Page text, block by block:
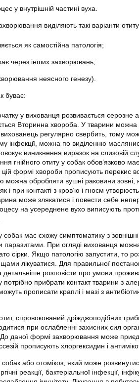
у внутрішній частині вуха.
виділяють такі варіанти
як самостійна патологія;
через інших захворювань;
неясного генезу).
буває:
у вихованця розвивається
Вторинна хвороба. У тварини можна
регулярно свербить, тому
інфекції, можна по виділенню
виникнення виразок на слизовій
гнійного отиту у собак обов’язково
формі хвороби прописують перекис
обробляти вушні раковини зовні,
і при контакті з кров’ю і гноєм
може злякатися і повести себе
на усереднене вухо виписують
собак має схожу симптоматику з
паразитами. При огляді вихованця
сірки. Якщо патологію запустити, то
лікуватися. Для правильної
детальніше розповісти про умови
потрібно прибрати контакт тварини з
прописати краплі і мазі з
спровокований дріжджоподібних
при ослабленні захисних сил
даної формі захворювання може
прописують хлоргексидин і
собак або отомікоз, який може
реакції, бактеріальної інфекції,